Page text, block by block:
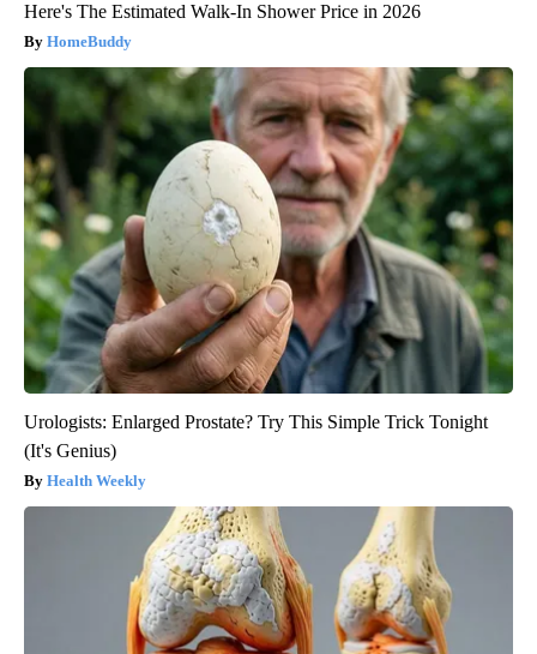
Here's The Estimated Walk-In Shower Price in 2026
HomeBuddy
Urologists: Enlarged Prostate? Try This Simple Trick Tonight
(It's Genius)
Health Weekly